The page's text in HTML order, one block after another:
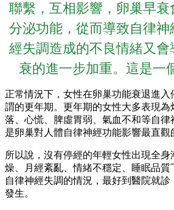
聯繫，互相影響，卵巢早衰
分泌功能，從而導致自律
經失調造成的不良情緒又
衰的進一步加重。這是一
正常情況下，女性在卵巢功能衰退進
謂的更年期。更年期的女性大多表現為
落、心慌、脾虛胃弱、氣血不和等自
是卵巢對人體自律神經功能影響最直觀
所以說，沒有停經的年輕女性出現全
燥、月經紊亂、情緒不穩定、睡眠品
自律神經失調的情況，最好到醫院就
發生。